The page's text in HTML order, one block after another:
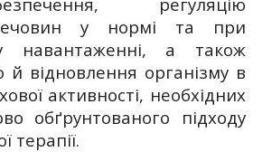
у нормі та при
навантаженні, а також
й відновлення організму в
активності, необхідних
обґрунтованого підходу
терапії.